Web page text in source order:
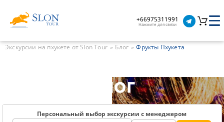
+66975311991
Нажмите для связи
Экскурсии на пхукете от Slon Tour Блог Фрукты Пхукета
Блог
Персональный выбор экскурсии с менеджером